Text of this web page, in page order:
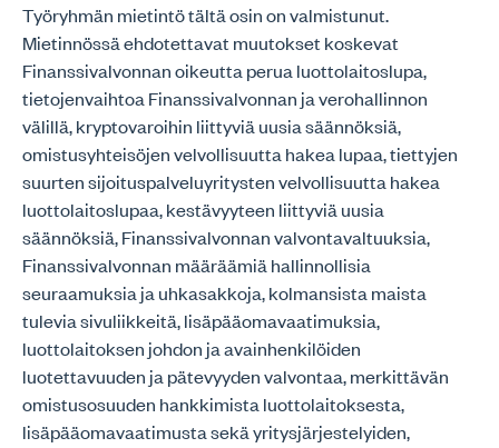
Työryhmän mietintö tältä osin on valmistunut.
Mietinnössä ehdotettavat muutokset koskevat
Finanssivalvonnan oikeutta perua luottolaitoslupa,
tietojenvaihtoa Finanssivalvonnan ja verohallinnon
välillä, kryptovaroihin liittyviä uusia säännöksiä,
omistusyhteisöjen velvollisuutta hakea lupaa, tiettyjen
suurten sijoituspalveluyritysten velvollisuutta hakea
luottolaitoslupaa, kestävyyteen liittyviä uusia
säännöksiä, Finanssivalvonnan valvontavaltuuksia,
Finanssivalvonnan määräämiä hallinnollisia
seuraamuksia ja uhkasakkoja, kolmansista maista
tulevia sivuliikkeitä, lisäpääomavaatimuksia,
luottolaitoksen johdon ja avainhenkilöiden
luotettavuuden ja pätevyyden valvontaa, merkittävän
omistusosuuden hankkimista luottolaitoksesta,
lisäpääomavaatimusta sekä yritysjärjestelyiden,